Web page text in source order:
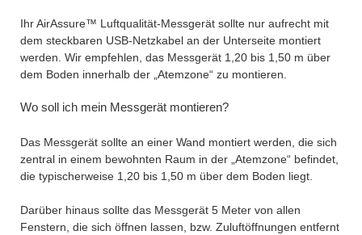
Ihr AirAssure™ Luftqualität-Messgerät sollte nur aufrecht mit
dem steckbaren USB-Netzkabel an der Unterseite montiert
werden. Wir empfehlen, das Messgerät 1,20 bis 1,50 m über
dem Boden innerhalb der „Atemzone“ zu montieren.
Wo soll ich mein Messgerät montieren?
Das Messgerät sollte an einer Wand montiert werden, die sich
zentral in einem bewohnten Raum in der „Atemzone“ befindet,
die typischerweise 1,20 bis 1,50 m über dem Boden liegt.
Darüber hinaus sollte das Messgerät 5 Meter von allen
Fenstern, die sich öffnen lassen, bzw. Zuluftöffnungen entfernt